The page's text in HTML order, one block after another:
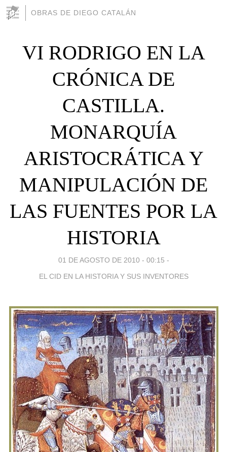
OBRAS DE DIEGO CATALÁN
VI RODRIGO EN LA
CRÓNICA DE
CASTILLA.
MONARQUÍA
ARISTOCRÁTICA Y
MANIPULACIÓN DE
LAS FUENTES POR LA
HISTORIA
01 DE AGOSTO DE 2010 - 00:15 -
EL CID EN LA HISTORIA Y SUS INVENTORES